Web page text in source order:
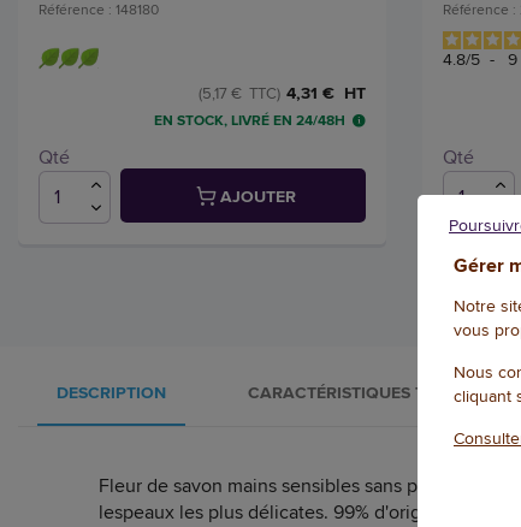
Référence : 148180
4,31 € HT
(5,17 € TTC)
EN STOCK, LIVRÉ EN 24/48H
Qté
AJOUTER
Référence
4.8/5 - 9
Qté
DESCRIPTION CARACTÉRISTIQUES TECHNIQUES
Fleur de savon mains sensibles sans parfum
lespeaux les plus délicates. 99% d'origine
Gérer
Notre
vous
Nous
cliquant